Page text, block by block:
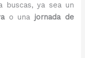
buscas, ya sea un
o una jornada de